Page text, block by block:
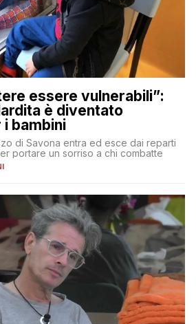
essere vulnerabili”:
è diventato
i bambini
di Savona entra ed esce dai reparti
portare un sorriso a chi combatte